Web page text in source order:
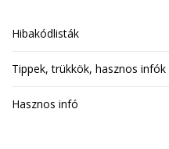
Hibakódlisták
Tippek, trükkök, hasznos infók
Hasznos infó